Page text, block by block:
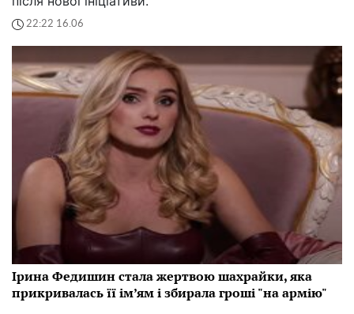
22:22 16.06
Ірина Федишин стала жертвою шахрайки, яка
прикривалась її ім’ям і збирала гроші "на армію"